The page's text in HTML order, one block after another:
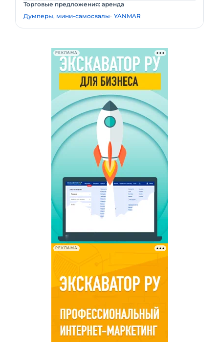
Торговые предложения: аренда
Думперы, мини-самосвалы YANMAR
РЕКЛАМА
РЕКЛАМА